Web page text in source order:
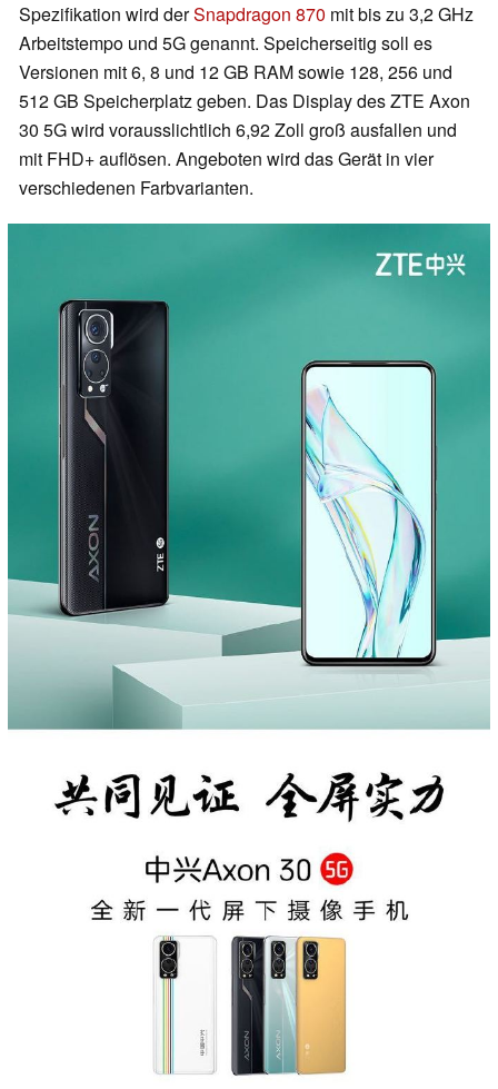
Spezifikation wird derSnapdragon 870 mit bis zu 3,2 GHz
Arbeitstempo und 5G genannt. Speicherseitig soll es
Versionen mit 6, 8 und 12 GB RAM sowie 128, 256 und
512 GB Speicherplatz geben. Das Display des ZTE Axon
30 5G wird vorausslichtlich 6,92 Zoll groß ausfallen und
mit FHD+ auflösen. Angeboten wird das Gerät in vier
verschiedenen Farbvarianten.